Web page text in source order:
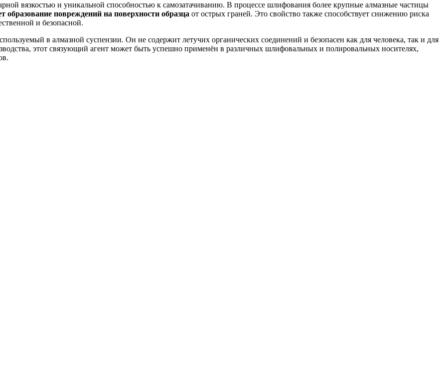
вязкостью и уникальной способностью к самозатачиванию. В процессе шлифования более крупные алмазные частицы
образование повреждений на поверхности образца от острых граней. Это свойство также способствует снижению риска
и безопасной.
в алмазной суспензии. Он не содержит летучих органических соединений и безопасен как для человека, так и для
этот связующий агент может быть успешно применён в различных шлифовальных и полировальных носителях,